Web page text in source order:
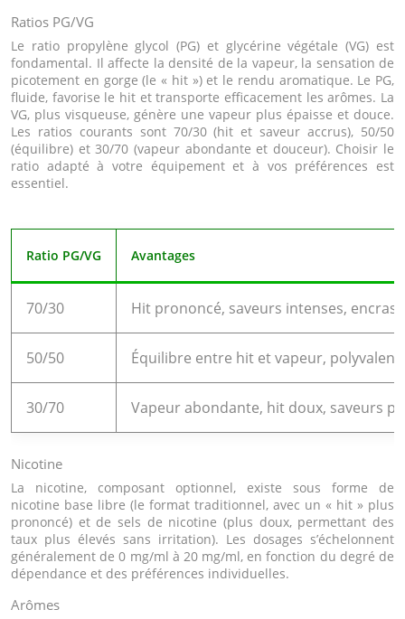
Ratios PG/VG
Le ratio propylène glycol (PG) et glycérine végétale (VG) est
fondamental. Il affecte la densité de la vapeur, la sensation de
picotement en gorge (le « hit ») et le rendu aromatique. Le PG,
fluide, favorise le hit et transporte efficacement les arômes. La
VG, plus visqueuse, génère une vapeur plus épaisse et douce.
Les ratios courants sont 70/30 (hit et saveur accrus), 50/50
(équilibre) et 30/70 (vapeur abondante et douceur). Choisir le
ratio adapté à votre équipement et à vos préférences est
essentiel.
Ratio PG/VG Avantages
70/30 Hit prononcé, saveurs intenses,
50/50 Équilibre entre hit et vapeur,
30/70 Vapeur abondante, hit doux, saveurs
Nicotine
La nicotine, composant optionnel, existe sous forme de
nicotine base libre (le format traditionnel, avec un « hit » plus
prononcé) et de sels de nicotine (plus doux, permettant des
taux plus élevés sans irritation). Les dosages s’échelonnent
généralement de 0 mg/ml à 20 mg/ml, en fonction du degré de
dépendance et des préférences individuelles.
Arômes